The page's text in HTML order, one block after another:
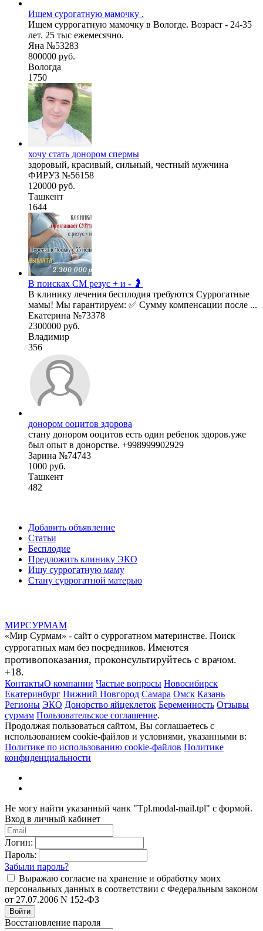
Ищем сурогатную мамочку .
Ищем суррогатную мамочку в Вологде. Возраст - 24-35
лет. 25 тыс ежемесячно.
Яна №53283
800000 руб.
Вологда
1750
хочу стать донором спермы
здоровый, красивый, сильный, честный мужчина
ФИРУЗ №56158
120000 руб.
Ташкент
1644
В поисках СМ резус + и - 🤰
В клинику лечения бесплодия требуются Суррогатные
мамы! Мы гарантируем: ✅ Сумму компенсации после ...
Екатерина №73378
2300000 руб.
Владимир
356
донором ооцитов здорова
стану донором ооцитов есть один ребенок здоров.уже
был опыт в донорстве. +998999902929
Зарина №74743
1000 руб.
Ташкент
482
Добавить объявление
Статьи
Бесплодие
Предложить клинику ЭКО
Ищу суррогатную маму
Стану суррогатной матерью
МИРСУРМАМ
«Мир Сурмам» - сайт о суррогатном материнстве. Поиск
суррогатных мам без посредников. Имеются
противопоказания, проконсультируйтесь с врачом.
+18.
КонтактыО компании Частые вопросы Новосибирск
Екатеринбург Нижний Новгород Самара Омск Казань
Регионы ЭКО Донорство яйцеклеток Беременность Отзывы
сурмам Пользовательское соглашение.
Продолжая пользоваться сайтом, Вы соглашаетесь с
использованием cookie-файлов и условиями, указанными в:
Политике по использованию cookie-файлов Политике
конфиденциальности
Не могу найти указанный чанк "Tpl.modal-mail.tpl" с формой.
Вход в личный кабинет
Логин:
Пароль:
Забыли пароль?
Выражаю согласие на хранение и обработку моих
персональных данных в соответствии с Федеральным законом
от 27.07.2006 N 152-ФЗ
Войти
Восстановление пароля